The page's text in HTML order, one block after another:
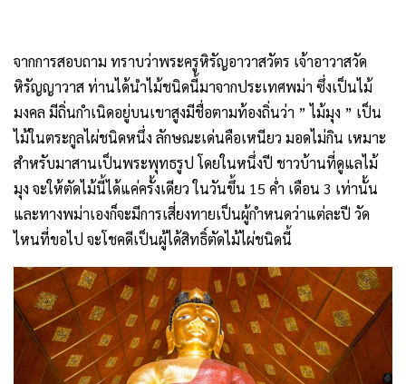
จากการสอบถาม ทราบว่าพระครูหิรัญอาวาสวัตร เจ้าอาวาสวัด
หิรัญญาวาส ท่านได้นำไม้ชนิดนี้มาจากประเทศพม่า ซึ่งเป็นไม้
มงคล มีถิ่นกำเนิดอยู่บนเขาสูงมีชื่อตามท้องถิ่นว่า ” ไม้มุง ” เป็น
ไม้ในตระกูลไผ่ชนิดหนึ่ง ลักษณะเด่นคือเหนียว มอดไม่กิน เหมาะ
สำหรับมาสานเป็นพระพุทธรูป โดยในหนึ่งปี ชาวบ้านที่ดูแลไม้
มุง จะให้ตัดไม้นี้ได้แค่ครั้งเดียว ในวันขึ้น 15 ค่ำ เดือน 3 เท่านั้น
และทางพม่าเองก็จะมีการเสี่ยงทายเป็นผู้กำหนดว่าแต่ละปี วัด
ไหนที่ขอไป จะโชคดีเป็นผู้ได้สิทธิ์ตัดไม้ไผ่ชนิดนี้